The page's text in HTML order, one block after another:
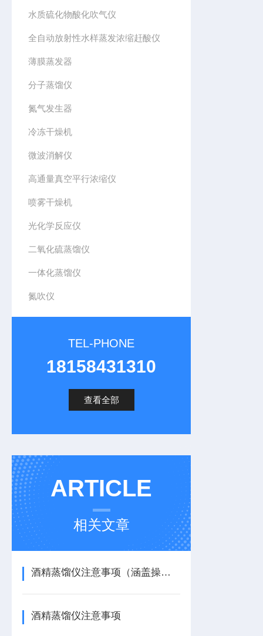
水质硫化物酸化吹气仪
全自动放射性水样蒸发浓缩赶酸仪
薄膜蒸发器
分子蒸馏仪
氮气发生器
冷冻干燥机
微波消解仪
高通量真空平行浓缩仪
喷雾干燥机
光化学反应仪
二氧化硫蒸馏仪
一体化蒸馏仪
氮吹仪
TEL-PHONE
18158431310
查看全部
ARTICLE
相关文章
酒精蒸馏仪注意事项（涵盖操作、维护、安全全场景）
酒精蒸馏仪注意事项